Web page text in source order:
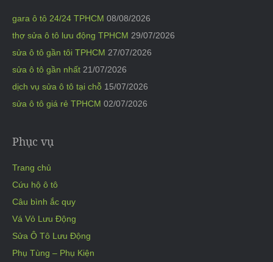
gara ô tô 24/24 TPHCM 08/08/2026
thợ sửa ô tô lưu động TPHCM 29/07/2026
sửa ô tô gần tôi TPHCM 27/07/2026
sửa ô tô gần nhất 21/07/2026
dịch vụ sửa ô tô tại chỗ 15/07/2026
sửa ô tô giá rẻ TPHCM 02/07/2026
Phục vụ
Trang chủ
Cứu hộ ô tô
Câu bình ắc quy
Vá Vỏ Lưu Động
Sửa Ô Tô Lưu Động
Phụ Tùng – Phụ Kiện